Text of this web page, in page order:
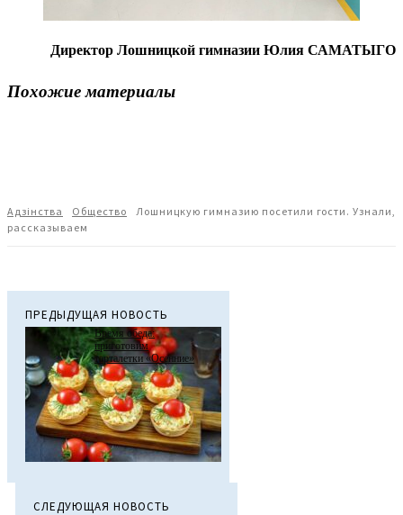
Директор Лошницкой гимназии Юлия САМАТЫГО
Похожие материалы
Адзiнства Общество
Лошницкую гимназию посетили гости. Узнали,
рассказываем
ПРЕДЫДУЩАЯ НОВОСТЬ
Время обеда:
приготовим
тарталетки «Осенние»
СЛЕДУЮЩАЯ НОВОСТЬ